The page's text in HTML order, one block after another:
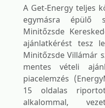
A Get-Energy teljes
egymásra épülő
Minitőzsde
ajánlatkérést tesz
Minitőzsde Villámár
mentes vételi
piacelemzés
15 oldalas
alkalommal,